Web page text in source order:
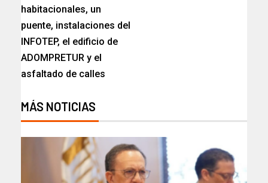
habitacionales, un
puente, instalaciones del
INFOTEP, el edificio de
ADOMPRETUR y el
asfaltado de calles
MÁS NOTICIAS